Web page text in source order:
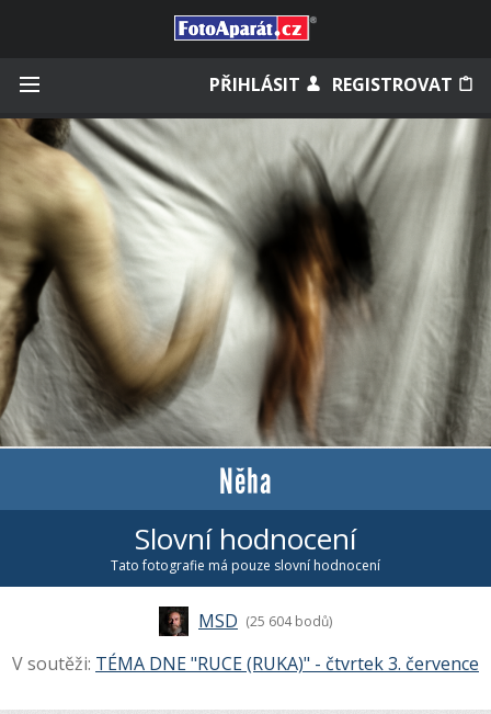
PŘIHLÁSIT REGISTROVAT
Zapamatovat
Zapomněli jste heslo?
Měli jste účet na starém webu?
Něha
Slovní hodnocení
Tato fotografie má pouze slovní hodnocení
MSD (25 604 bodů)
V soutěži: TÉMA DNE "RUCE (RUKA)" - čtvrtek 3. července